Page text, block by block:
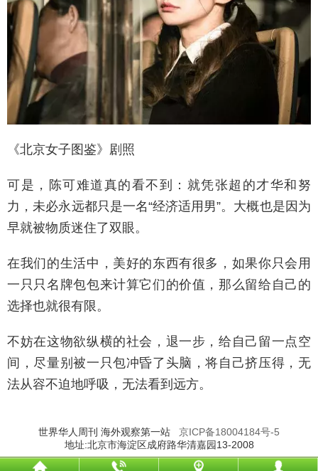
《北京女子图鉴》剧照
可是，陈可难道真的看不到：就凭张超的才华和努
力，未必永远都只是一名“经济适用男”。大概也是因为
早就被物质迷住了双眼。
在我们的生活中，美好的东西有很多，如果你只会用
一只只名牌包包来计算它们的价值，那么留给自己的
选择也就很有限。
不妨在这物欲纵横的社会，退一步，给自己留一点空
间，尽量别被一只包冲昏了头脑，将自己挤压得，无
法从容不迫地呼吸，无法看到远方。
世界华人周刊 海外观察第一站 京ICP备18004184号-5
地址:北京市海淀区成府路华清嘉园13-2008